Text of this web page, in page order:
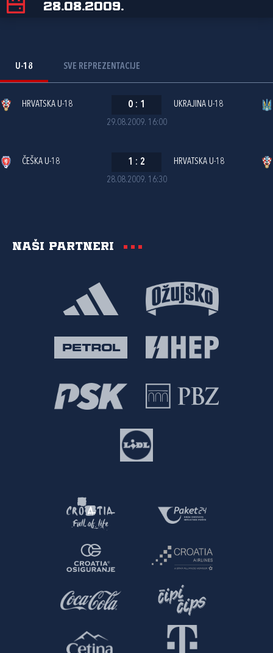
28.08.2009.
U-18 SVE REPREZENTACIJE
29.08.2009. 16:00
HRVATSKA U-18 0 : 1 UKRAJINA U-18
28.08.2009. 16:30
ČEŠKA U-18 1 : 2 HRVATSKA U-18
Naši partneri